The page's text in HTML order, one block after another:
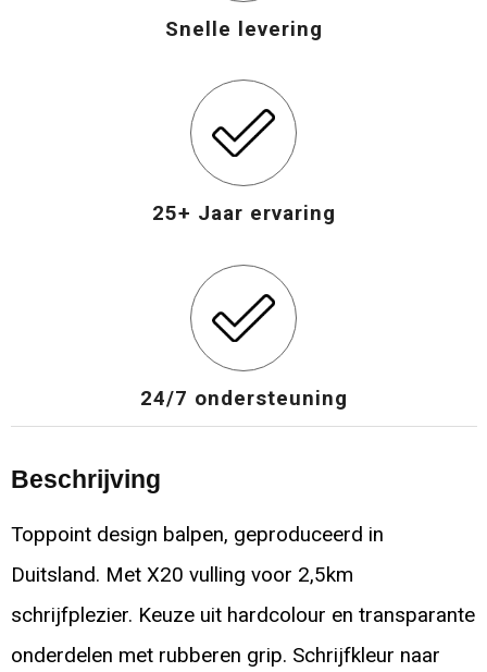
Snelle levering
25+ Jaar ervaring
24/7 ondersteuning
Beschrijving
Toppoint design balpen, geproduceerd in
Duitsland. Met X20 vulling voor 2,5km
schrijfplezier. Keuze uit hardcolour en transparante
onderdelen met rubberen grip. Schrijfkleur naar